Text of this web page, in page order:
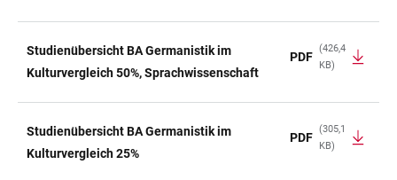
Studienübersicht BA Germanistik im
Kulturvergleich 50%, Sprachwissenschaft
PDF
(426,4
KB)
Studienübersicht BA Germanistik im
Kulturvergleich 25%
PDF
(305,1
KB)